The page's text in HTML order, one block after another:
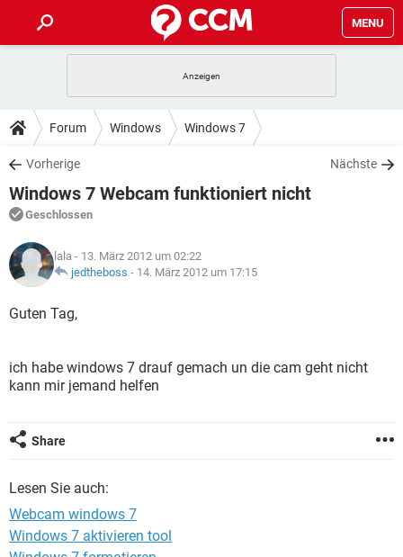
MENU
ANDROID IOS
WINDOWS 10
WHATSAPP TIKTOK
FACEBOOK
TIPPS & TRICKS
SPIELE STREAMING
WINDOWS 10
WHATSAPP
FACEBOOK HARDWARE
DOWNLOADS
SPIELE STREAMING
ANDROID
WINDOWS 10
WHATSAPP
FACEBOOK
FORUM
SPIELE
ANDROID IOS
FACEBOOK HARDWARE
LEXIKON
SPIELE
ANDROID
WHATSAPP
Forum Windows Windows 7
Vorherige Nächste
Windows 7 Webcam funktioniert nicht
Geschlossen
lala - 13. März 2012 um 02:22
jedtheboss - 14. März 2012 um 17:15
Guten Tag,
ich habe windows 7 drauf gemach un die cam geht nicht
kann mir jemand helfen
Share
Lesen Sie auch:
Webcam windows 7
Windows 7 aktivieren tool